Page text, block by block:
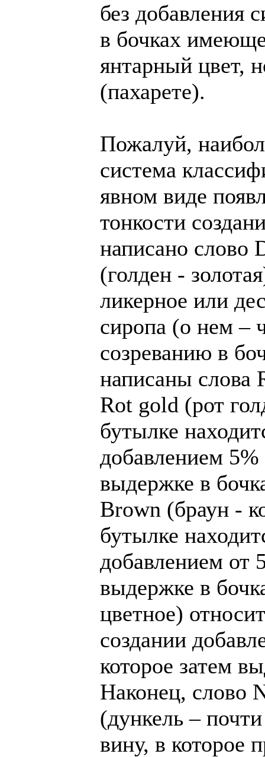
без добавления
в бочках
янтарный цвет,
(пахарете).
Пожалуй,
система
явном виде
тонкости
написано слово
(голден -
ликерное или
сиропа (о нем –
созреванию в
написаны слова
Rot gold (рот
бутылке
добавлением 5%
выдержке в
Brown (браун -
бутылке
добавлением от
выдержке в
цветное)
создании
которое затем
Наконец, слово
(дункель –
вину, в которое